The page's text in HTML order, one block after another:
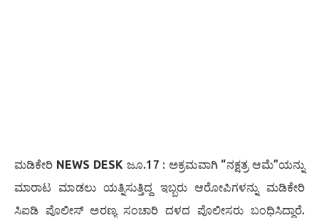
ಮಡಿಕೇರಿ NEWS DESK ಜೂ.17 : ಅಕ್ರಮವಾಗಿ “ನಕ್ಷತ್ರ ಆಮೆ”ಯನ್ನು
ಮಾರಾಟ ಮಾಡಲು ಯತ್ನಿಸುತ್ತಿದ್ದ ಇಬ್ಬರು ಆರೋಪಿಗಳನ್ನು ಮಡಿಕೇರಿ
ಸಿಐಡಿ ಪೊಲೀಸ್ ಅರಣ್ಯ ಸಂಚಾರಿ ದಳದ ಪೊಲೀಸರು ಬಂಧಿಸಿದ್ದಾರೆ.